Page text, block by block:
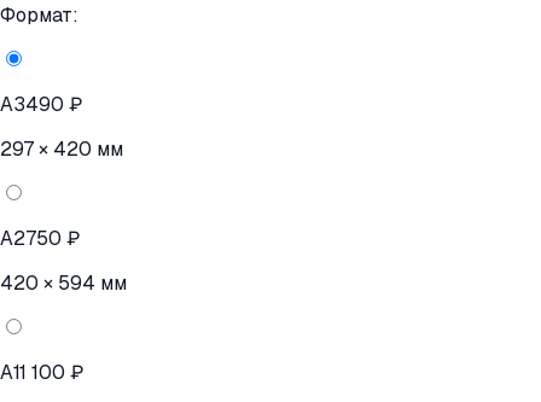
Формат:
A3490 ₽
297 × 420 мм
A2750 ₽
420 × 594 мм
A11 100 ₽